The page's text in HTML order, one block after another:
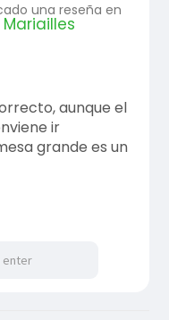
una reseña en
aunque el
ir
grande es un